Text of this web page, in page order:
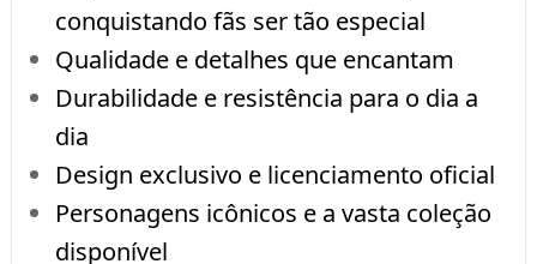
conquistando fãs ser tão especial
Qualidade e detalhes que encantam
Durabilidade e resistência para o dia a
dia
Design exclusivo e licenciamento oficial
Personagens icônicos e a vasta coleção
disponível